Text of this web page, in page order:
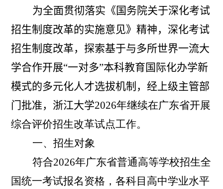
为全面贯彻落实《国务院关于深化考试
招生制度改革的实施意见》精神，深化考试
招生制度改革，探索基于与多所世界一流大
学合作开展“一对多”本科教育国际化办学新
模式的多元化人才选拔机制，经上级主管部
门批准，浙江大学2026年继续在广东省开展
综合评价招生改革试点工作。
一、招生对象
符合2026年广东省普通高等学校招生全
国统一考试报名资格，各科目高中学业水平